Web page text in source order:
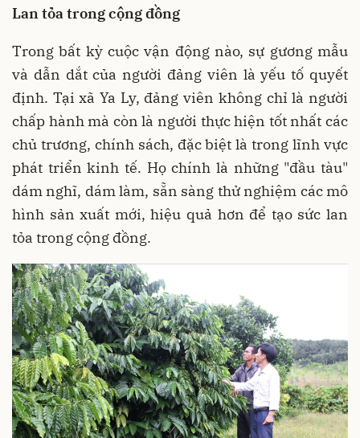
Lan tỏa trong cộng đồng
Trong bất kỳ cuộc vận động nào, sự gương mẫu
và dẫn dắt của người đảng viên là yếu tố quyết
định. Tại xã Ya Ly, đảng viên không chỉ là người
chấp hành mà còn là người thực hiện tốt nhất các
chủ trương, chính sách, đặc biệt là trong lĩnh vực
phát triển kinh tế. Họ chính là những "đầu tàu"
dám nghĩ, dám làm, sẵn sàng thử nghiệm các mô
hình sản xuất mới, hiệu quả hơn để tạo sức lan
tỏa trong cộng đồng.